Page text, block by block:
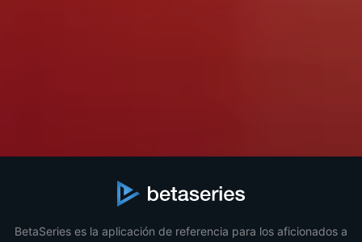
BetaSeries es la aplicación de referencia para los aficionados a